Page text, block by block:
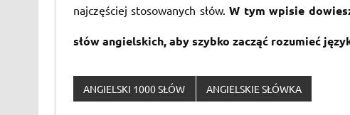
najczęściej stosowanych słów.W tym wpisie
słów angielskich, aby szybko zacząć rozumieć
ANGIELSKI 1000 SŁÓW ANGIELSKIE SŁÓWKA